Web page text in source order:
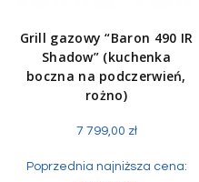
Grill gazowy “Baron 490 IR
Shadow” (kuchenka
boczna na podczerwień,
rożno)
7 799,00 zł
Poprzednia najniższa cena: